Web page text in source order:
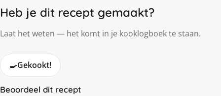
Heb je dit recept gemaakt?
Laat het weten — het komt in je kooklogboek te staan.
🍳Gekookt!
Beoordeel dit recept